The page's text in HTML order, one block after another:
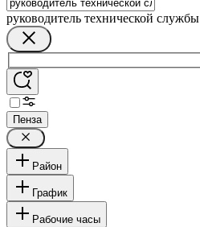
руководитель технической службы
Пенза
Район
График
Рабочие часы